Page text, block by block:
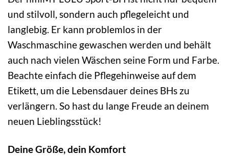
und stilvoll, sondern auch pflegeleicht und
langlebig. Er kann problemlos in der
Waschmaschine gewaschen werden und behält
auch nach vielen Wäschen seine Form und Farbe.
Beachte einfach die Pflegehinweise auf dem
Etikett, um die Lebensdauer deines BHs zu
verlängern. So hast du lange Freude an deinem
neuen Lieblingsstück!
Deine Größe, dein Komfort